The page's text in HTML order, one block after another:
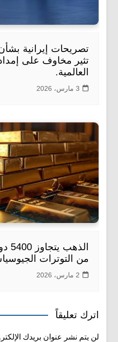
تصريحات إيرانية
تثير مخاوف على
العالمية.
3 مارس، 2026
من التوترات
2 مارس، 2026
اترك تعليقاً
لن يتم نشر عنوان بريدك